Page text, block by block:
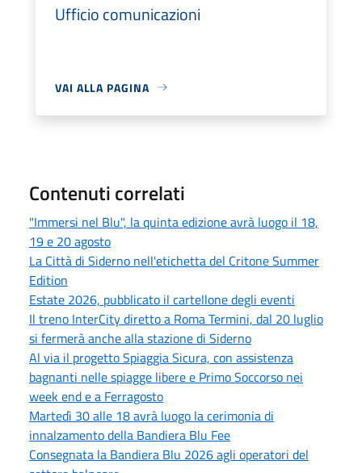
Ufficio comunicazioni
VAI ALLA PAGINA
Contenuti correlati
"Immersi nel Blu", la quinta edizione avrà luogo il 18,
19 e 20 agosto
La Città di Siderno nell'etichetta del Critone Summer
Edition
Estate 2026, pubblicato il cartellone degli eventi
Il treno InterCity diretto a Roma Termini, dal 20 luglio
si fermerà anche alla stazione di Siderno
Al via il progetto Spiaggia Sicura, con assistenza
bagnanti nelle spiagge libere e Primo Soccorso nei
week end e a Ferragosto
Martedì 30 alle 18 avrà luogo la cerimonia di
innalzamento della Bandiera Blu Fee
Consegnata la Bandiera Blu 2026 agli operatori del